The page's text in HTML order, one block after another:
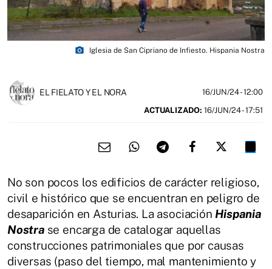
photo_camera Iglesia de San Cipriano de Infiesto. Hispania Nostra
EL FIELATO Y EL NORA 16/JUN/24- 12:00
ACTUALIZADO: 16/JUN/24 - 17:51
No son pocos los edificios de carácter religioso,
civil e histórico que se encuentran en peligro de
desaparición en Asturias. La asociación Hispania
Nostra se encarga de catalogar aquellas
construcciones patrimoniales que por causas
diversas (paso del tiempo, mal mantenimiento y